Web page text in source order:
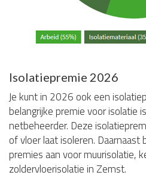
Isolatiepremie 2026
Je kunt in 2026 ook een
belangrijke premie voor isolatie
netbeheerder. Deze
of vloer laat isoleren.
premies aan voor muurisolatie,
zoldervloerisolatie in Zemst.